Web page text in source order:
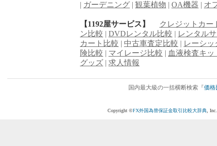
| ガーデニング | 観葉植物 | OA機器 | オ
【1192屋サービス】
クレジットカー
ン比較 | DVDレンタル比較 | レンタル
カート比較 | 中古車査定比較 | レーシッ
険比較 | マイレージ比較 | 血液検査キッ
グッズ | 求人情報
国内最大級の一括横断検索『価格
Copyright ©FX外国為替保証金取引比較大辞典 ,